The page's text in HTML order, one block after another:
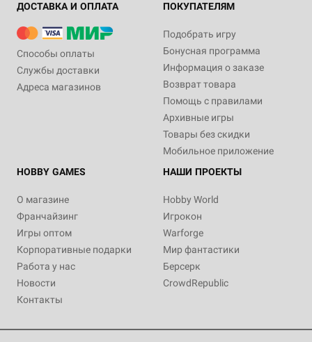
ДОСТАВКА И ОПЛАТА
Способы оплаты
Службы доставки
Адреса магазинов
ПОКУПАТЕЛЯМ
Подобрать игру
Бонусная программа
Информация о заказе
Возврат товара
Помощь с правилами
Архивные игры
Товары без скидки
Мобильное приложение
HOBBY GAMES
О магазине
Франчайзинг
Игры оптом
Корпоративные подарки
Работа у нас
Новости
Контакты
НАШИ ПРОЕКТЫ
Hobby World
Игрокон
Warforge
Мир фантастики
Берсерк
CrowdRepublic